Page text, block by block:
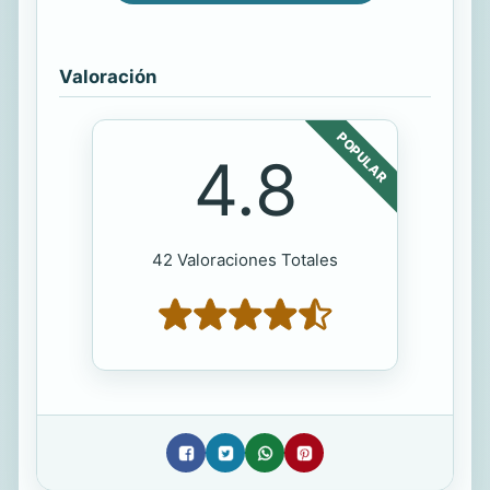
Valoración
POPULAR
4.8
42 Valoraciones Totales